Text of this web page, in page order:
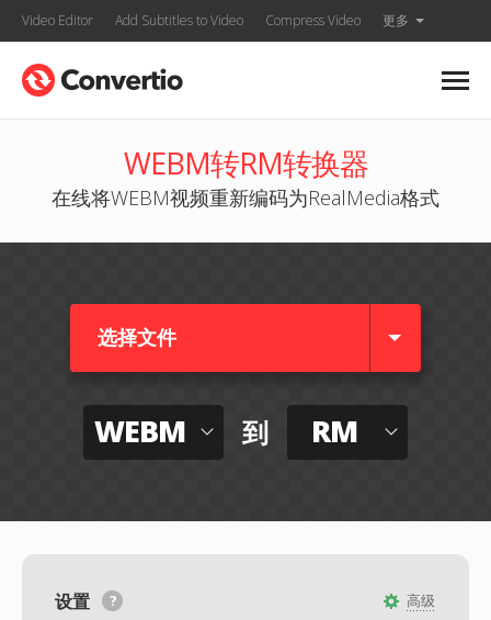
Video Editor Add Subtitles to Video Compress Video 更多
WEBM转RM转换器
在线将WEBM视频重新编码为RealMedia格式
选择文件
WEBM 到 RM
高级
设置